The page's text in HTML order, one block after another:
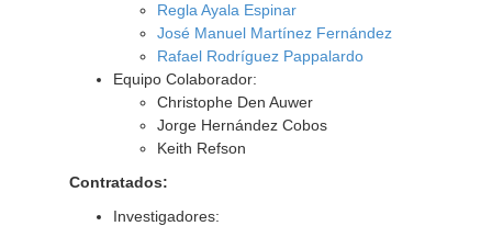
Regla Ayala Espinar
José Manuel Martínez Fernández
Rafael Rodríguez Pappalardo
Equipo Colaborador:
Christophe Den Auwer
Jorge Hernández Cobos
Keith Refson
Contratados:
Investigadores: